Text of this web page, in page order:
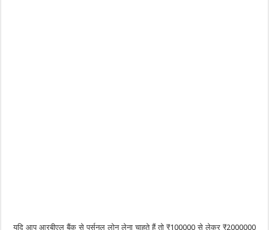
यदि आप आरबीएल बैंक से पर्सनल लोन लेना चाहते हैं तो ₹100000 से लेकर ₹2000000